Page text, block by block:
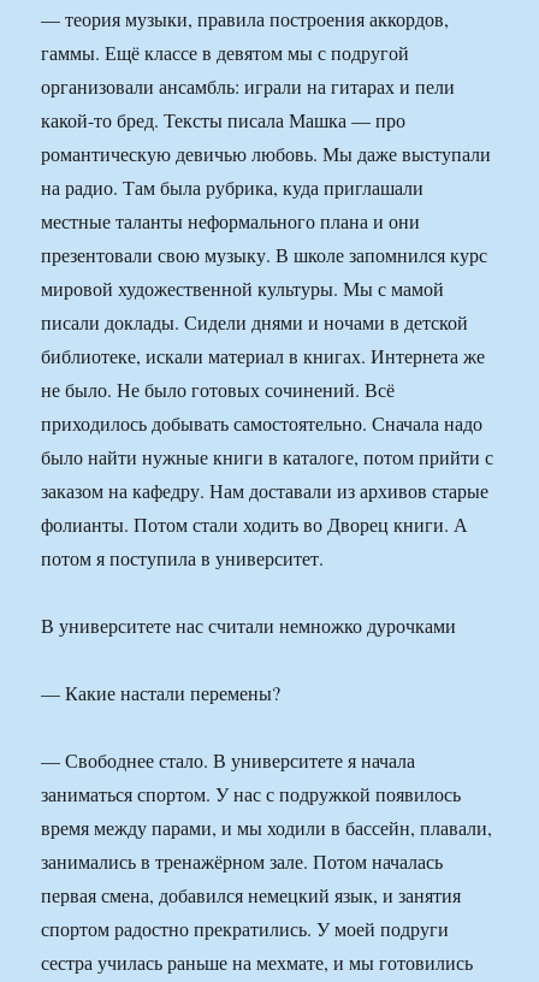
— теория музыки, правила построения аккордов,
гаммы. Ещё классе в девятом мы с подругой
организовали ансамбль: играли на гитарах и пели
какой-то бред. Тексты писала Машка — про
романтическую девичью любовь. Мы даже выступали
на радио. Там была рубрика, куда приглашали
местные таланты неформального плана и они
презентовали свою музыку. В школе запомнился курс
мировой художественной культуры. Мы с мамой
писали доклады. Сидели днями и ночами в детской
библиотеке, искали материал в книгах. Интернета же
не было. Не было готовых сочинений. Всё
приходилось добывать самостоятельно. Сначала надо
было найти нужные книги в каталоге, потом прийти с
заказом на кафедру. Нам доставали из архивов старые
фолианты. Потом стали ходить во Дворец книги. А
потом я поступила в университет.
В университете нас считали немножко дурочками
— Какие настали перемены?
— Свободнее стало. В университете я начала
заниматься спортом. У нас с подружкой появилось
время между парами, и мы ходили в бассейн, плавали,
занимались в тренажёрном зале. Потом началась
первая смена, добавился немецкий язык, и занятия
спортом радостно прекратились. У моей подруги
сестра училась раньше на мехмате, и мы готовились